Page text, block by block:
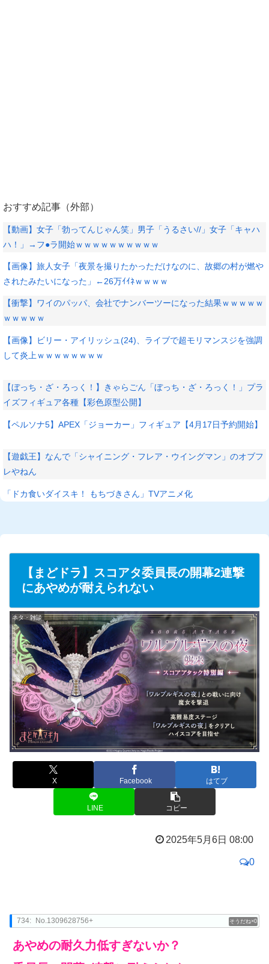
おすすめ記事（外部）
【動画】女子「勃ってんじゃん笑」男子「うるさい//」女子「キャハ
ハ！」→フ●ラ開始ｗｗｗｗｗｗｗｗｗｗ
【画像】旅人女子「夜景を撮りたかっただけなのに、故郷の村が燃や
されたみたいになった」←26万ｲｲﾈｗｗｗｗ
【衝撃】ワイのパッパ、会社でナンバーツーになった結果ｗｗｗｗｗ
ｗｗｗｗｗ
【画像】ビリー・アイリッシュ(24)、ライブで超モリマンスジを強調
して炎上ｗｗｗｗｗｗｗｗ
【ぼっち・ざ・ろっく！】きゃらごん「ぼっち・ざ・ろっく！」プラ
イズフィギュア各種【彩色原型公開】
【ペルソナ5】APEX「ジョーカー」フィギュア【4月17日予約開始】
【遊戯王】なんで「シャイニング・フレア・ウイングマン」のオブフ
レやねん
「ドカ食いダイスキ！ もちづきさん」TVアニメ化
【まどドラ】スコアタ委員長の開幕2連撃
にあやめが耐えられない
ネタ・雑談
X Facebook はてブ
LINE コピー
2025年5月6日 08:00
0
0
734: No.1309628756+
あやめの耐久力低すぎないか？